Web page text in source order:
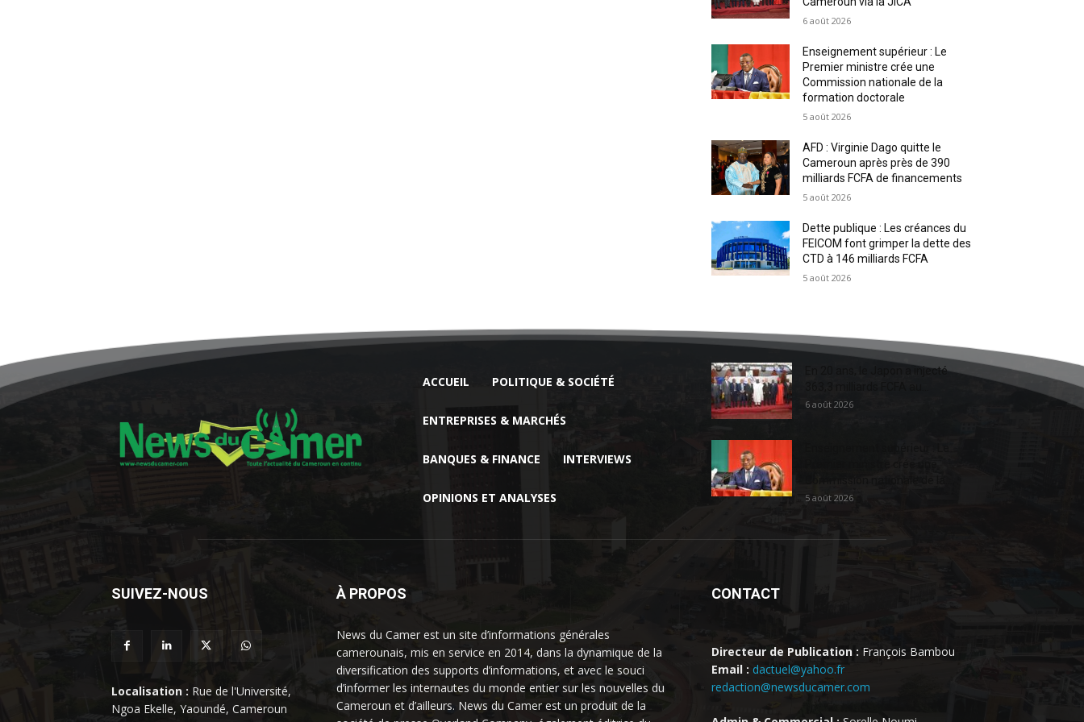
6 août 2026
Enseignement supérieur : Le
Premier ministre crée une
Commission nationale de la
formation doctorale
5 août 2026
AFD : Virginie Dago quitte le
Cameroun après près de 390
milliards FCFA de financements
5 août 2026
Dette publique : Les créances du
FEICOM font grimper la dette des
CTD à 146 milliards FCFA
5 août 2026
ACCUEIL POLITIQUE & SOCIÉTÉ
ENTREPRISES & MARCHÉS
BANQUES & FINANCE INTERVIEWS
OPINIONS ET ANALYSES
En 20 ans, le Japon a injecté
6 août 2026
5 août 2026
SUIVEZ-NOUS
Localisation : Rue de l'Université,
Ngoa Ekelle, Yaoundé, Cameroun
À PROPOS
News du Camer est un site d’informations générales
camerounais, mis en service en 2014, dans la dynamique de la
diversification des supports d’informations, et avec le souci
d’informer les internautes du monde entier sur les nouvelles du
Cameroun et d’ailleurs. News du Camer est un produit de la
CONTACT
Directeur de Publication : François Bambou
Email : dactuel@yahoo.fr
redaction@newsducamer.com